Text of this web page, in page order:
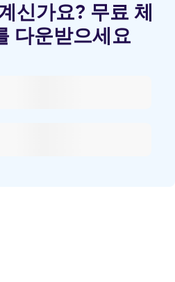
신가요? 무료 체
다운받으세요